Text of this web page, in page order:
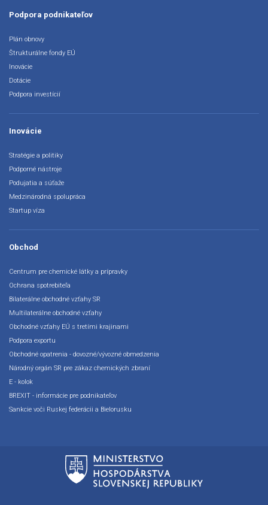
Podpora podnikateľov
Plán obnovy
Štrukturálne fondy EÚ
Inovácie
Dotácie
Podpora investícií
Inovácie
Stratégie a politiky
Podporné nástroje
Podujatia a súťaže
Medzinárodná spolupráca
Startup víza
Obchod
Centrum pre chemické látky a prípravky
Ochrana spotrebiteľa
Bilaterálne obchodné vzťahy SR
Multilaterálne obchodné vzťahy
Obchodné vzťahy EÚ s tretími krajinami
Podpora exportu
Obchodné opatrenia - dovozné/vývozné obmedzenia
Národný orgán SR pre zákaz chemických zbraní
E - kolok
BREXIT - informácie pre podnikateľov
Sankcie voči Ruskej federácii a Bielorusku